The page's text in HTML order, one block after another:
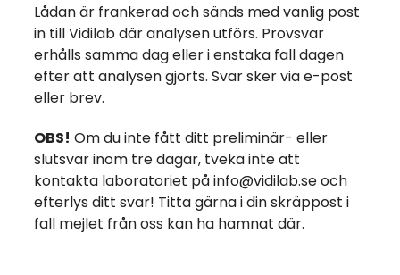
Lådan är frankerad och sänds med vanlig post
in till Vidilab där analysen utförs. Provsvar
erhålls samma dag eller i enstaka fall dagen
efter att analysen gjorts. Svar sker via e-post
eller brev.
OBS! Om du inte fått ditt preliminär- eller
slutsvar inom tre dagar, tveka inte att
kontakta laboratoriet på info@vidilab.se och
efterlys ditt svar! Titta gärna i din skräppost i
fall mejlet från oss kan ha hamnat där.